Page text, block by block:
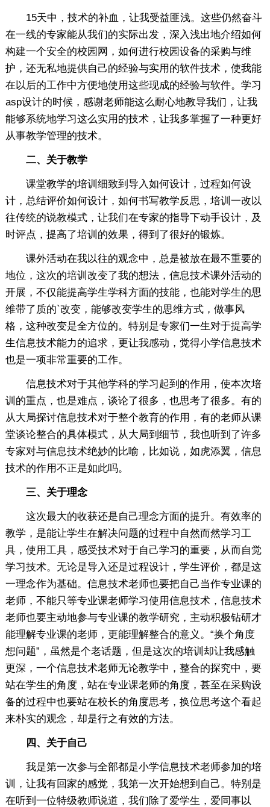
15天中，技术的补血，让我受益匪浅。这些仍然奋斗
在一线的专家能从我们的实际出发，深入浅出地介绍如何
构建一个安全的校园网，如何进行校园设备的采购与维
护，还无私地提供自己的经验与实用的软件技术，使我能
在以后的工作中方便地使用这些现成的经验与软件。学习
asp设计的时候，感谢老师能这么耐心地教导我们，让我
能够系统地学习这么实用的技术，让我多掌握了一种更好
从事教学管理的技术。
二、关于教学
课堂教学的培训细致到导入如何设计，过程如何设
计，总结评价如何设计，如何书写教学反思，培训一改以
往传统的说教模式，让我们在专家的指导下动手设计，及
时评点，提高了培训的效果，得到了很好的锻炼。
课外活动在我以往的观念中，总是被放在最不重要的
地位，这次的培训改变了我的想法，信息技术课外活动的
开展，不仅能提高学生学科方面的技能，也能对学生的思
维带了质的`改变，能够改变学生的思维方式，做事风
格，这种改变是全方位的。特别是专家们一生对于提高学
生信息技术能力的追求，更让我感动，觉得小学信息技术
也是一项非常重要的工作。
信息技术对于其他学科的学习起到的作用，使本次培
训的重点，也是难点，谈论了很多，也思考了很多。有的
从大局探讨信息技术对于整个教育的作用，有的老师从课
堂谈论整合的具体模式，从大局到细节，我也听到了许多
专家对与信息技术绝妙的比喻，比如说，如虎添翼，信息
技术的作用不正是如此吗。
三、关于理念
这次最大的收获还是自己理念方面的提升。有效率的
教学，是能让学生在解决问题的过程中自然而然学习工
具，使用工具，感受技术对于自己学习的重要，从而自觉
学习技术。无论是导入还是过程设计，学生评价，都是这
一理念作为基础。信息技术老师也要把自己当作专业课的
老师，不能只等专业课老师学习使用信息技术，信息技术
老师也要主动地参与专业课的教学研究，主动积极钻研才
能理解专业课的老师，更能理解整合的意义。“换个角度
想问题”，虽然是个老话题，但是这次的培训却让我感触
更深，一个信息技术老师无论教学中，整合的探究中，要
站在学生的角度，站在专业课老师的角度，甚至在采购设
备的过程中也要站在校长的角度思考，换位思考这个看起
来朴实的观念，却是行之有效的方法。
四、关于自己
我是第一次参与全部都是小学信息技术老师参加的培
训，让我有回家的感觉，我第一次开始想到自己。特别是
在听到一位特级教师说道，我们除了爱学生，爱同事以